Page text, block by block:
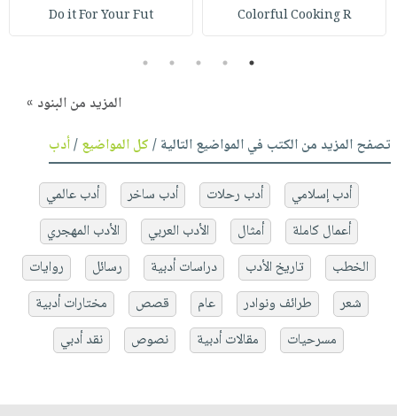
Colorful Cooking R
Do it For Your Fut
1
2
3
4
5
المزيد من البنود »
تصفح المزيد من الكتب في المواضيع التالية /كل المواضيع/أدب
أدب إسلامي أدب رحلات أدب ساخر
أدب عالمي
أعمال كاملة
أمثال الأدب العربي
الأدب المهجري
الخطب
تاريخ الأدب دراسات أدبية رسائل
روايات
شعر
طرائف ونوادر عام قصص
مختارات أدبية
مسرحيات
مقالات أدبية نصوص نقد أدبي